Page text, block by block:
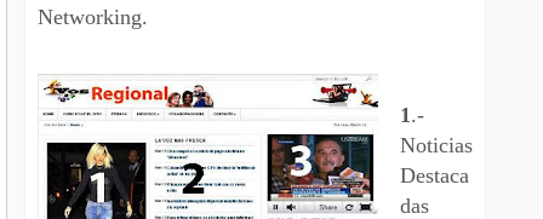
Networking.
1 .-
Noticias
Destaca
das